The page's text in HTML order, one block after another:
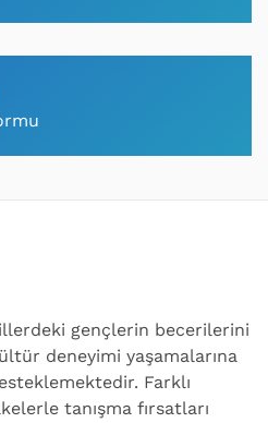
gençlerin becerilerini
deneyimi yaşamalarına
Farklı
tanışma fırsatları